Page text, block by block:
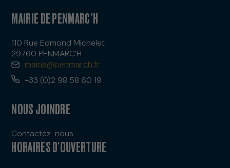
MAIRIE DE PENMARC’H
110 Rue Edmond Michelet
29760 PENMARC’H
mairie@penmarch.fr
+33 (0)2 98 58 60 19
NOUS JOINDRE
Contactez-nous
HORAIRES D'OUVERTURE